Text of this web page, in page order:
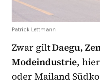
Patrick Lettmann
Zwar giltDaegu,
Modeindustrie,
oder Mailand